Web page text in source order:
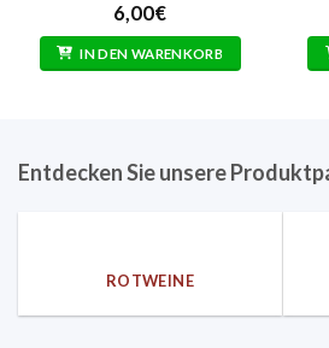
Bewertet
5
5
6,00€
IN DEN WARENKORB
Entdecken Sie unsere
ROTWEINE